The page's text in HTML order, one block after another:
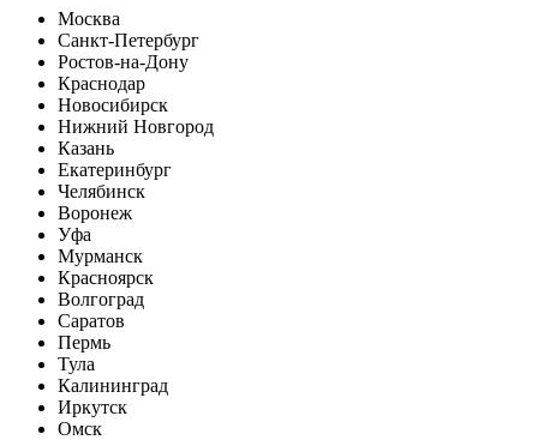
Москва
Санкт-Петербург
Ростов-на-Дону
Краснодар
Новосибирск
Нижний Новгород
Казань
Екатеринбург
Челябинск
Воронеж
Уфа
Мурманск
Красноярск
Волгоград
Саратов
Пермь
Тула
Калининград
Иркутск
Омск